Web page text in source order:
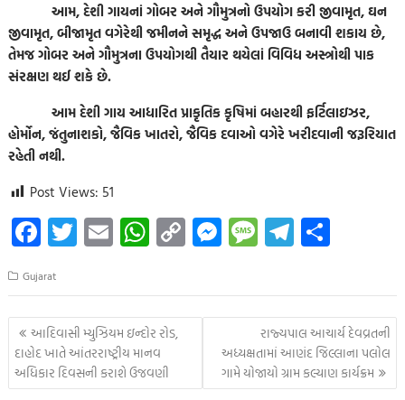
આમ, દેશી ગાયનાં ગોબર અને ગૌમુત્રનો ઉપયોગ કરી જીવામૃત, ઘન
જીવામૃત, બીજામૃત વગેરેથી જમીનને સમૃદ્ધ અને ઉપજાઉ બનાવી શકાય છે,
તેમજ ગોબર અને ગૌમુત્રના ઉપયોગથી તૈયાર થયેલાં વિવિધ અસ્ત્રોથી પાક
સંરક્ષણ થઈ શકે છે.
આમ દેશી ગાય આધારિત પ્રાકૃતિક કૃષિમાં બહારથી ફર્ટિલાઇઝર,
હોર્મોન, જંતુનાશકો, જૈવિક ખાતરો, જૈવિક દવાઓ વગેરે ખરીદવાની જરૂરિયાત
રહેતી નથી.
Post Views: 51
Fa
ce
b
o
o
k
T
wi
tt
er
E
m
ail
W
h
at
s
A
p
C
o
p
y
nk
M
es
se
n
g
er
M
es
sa
g
e
Te
le
gr
a
m
ar
e
Gujarat
Post
navigation
આદિવાસી મ્યુઝિયમ ઇન્દોર રોડ,
દાહોદ ખાતે આંતરરાષ્ટ્રીય માનવ
અધિકાર દિવસની કરાશે ઉજવણી
રાજ્યપાલ આચાર્ય દેવવ્રતની
અધ્યક્ષતામાં આણંદ જિલ્લાના પલોલ
ગામે યોજાયો ગ્રામ કલ્યાણ કાર્યક્રમ